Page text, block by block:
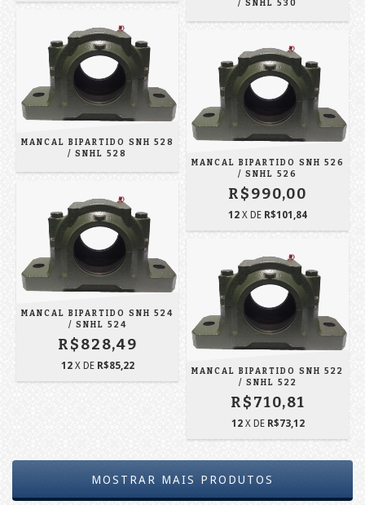
/ SNHL 530
MANCAL BIPARTIDO SNH 528
/ SNHL 528
MANCAL BIPARTIDO SNH 526
/ SNHL 526
R$990,00
12 X DE R$101,84
MANCAL BIPARTIDO SNH 524
/ SNHL 524
R$828,49
12 X DE R$85,22
MANCAL BIPARTIDO SNH 522
/ SNHL 522
R$710,81
12 X DE R$73,12
MOSTRAR MAIS PRODUTOS